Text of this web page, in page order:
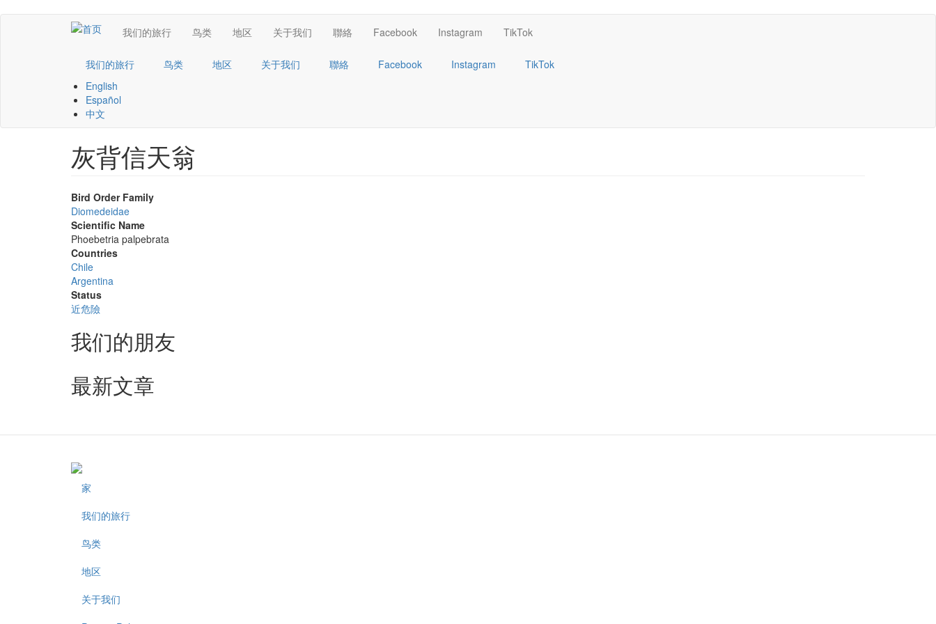
Main
navigation
我们的旅行 鸟类 地区 关于我们 聯絡 Facebook Instagram TikTok
我们的旅行 鸟类 地区 关于我们 聯絡 Facebook Instagram
TikTok
English
Español
中文
灰背信天翁
Bird Order Family
Diomedeidae
Scientific Name
Phoebetria palpebrata
Countries
Chile
Argentina
Status
近危險
我们的朋友
最新文章
Footer
家
我们的旅行
鸟类
地区
关于我们